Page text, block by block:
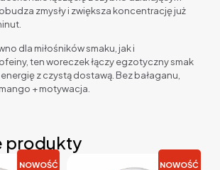
zmysły i zwiększa koncentrację już
dla miłośników smaku, jak i
ten woreczek łączy egzotyczny smak
z czystą dostawą. Bez bałaganu,
+ motywacja.
produkty
NOWOŚĆ NOWOŚĆ